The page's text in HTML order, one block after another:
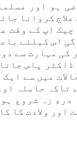
ہو اور
کروانا
اپ کے وقت
اس کیلئے
کی مہارت سے
پاس
میں سے
تاکہ حاملہ
دردِ زہ شروع
اور ولادت کا